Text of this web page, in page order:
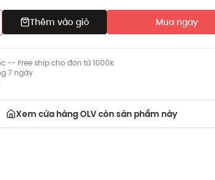
Thêm vào giỏ Mua ngay
-- Free ship cho đơn từ 1000K
7 ngày
Xem cửa hàng OLV còn sản phẩm này